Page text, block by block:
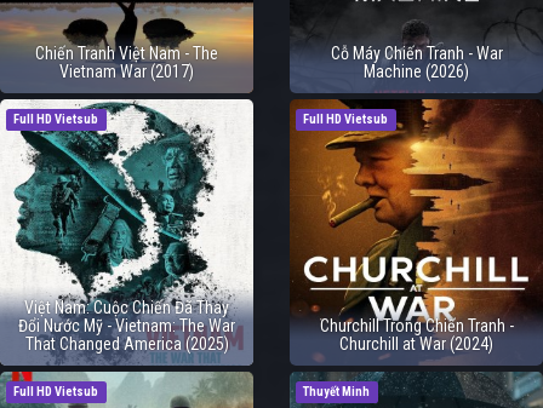
Chiến Tranh Việt Nam - The
Vietnam War (2017)
Cỗ Máy Chiến Tranh - War
Machine (2026)
Full HD Vietsub
Việt Nam: Cuộc Chiến Đã Thay
Đổi Nước Mỹ - Vietnam: The War
That Changed America (2025)
Full HD Vietsub
Churchill Trong Chiến Tranh -
Churchill at War (2024)
Full HD Vietsub Thuyết Minh